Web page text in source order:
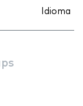
Idioma